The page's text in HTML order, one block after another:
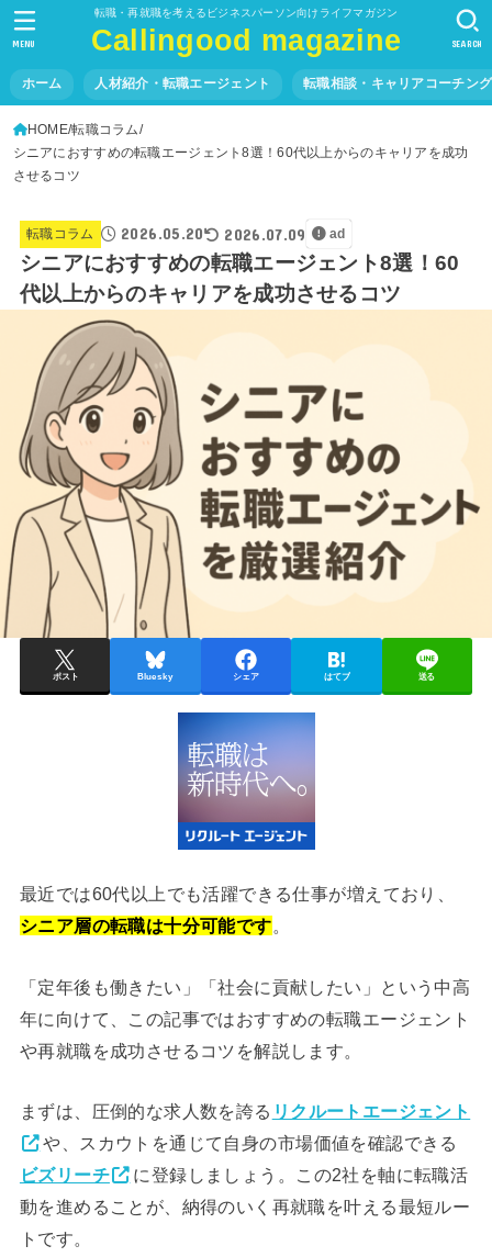
転職・再就職を考えるビジネスパーソン向けライフマガジン
Callingood magazine
ホーム 人材紹介・転職エージェント 転職相談・キャリアコーチング
SEARCH
MENU
HOME 転職コラム
シニアにおすすめの転職エージェント8選！60代以上からのキャリアを成功
させるコツ
転職コラム 2026.05.20 2026.07.09 ad
シニアにおすすめの転職エージェント8選！60
代以上からのキャリアを成功させるコツ
ポスト Bluesky シェア はてブ 送る
最近では60代以上でも活躍できる仕事が増えており、
シニア層の転職は十分可能です。
「定年後も働きたい」「社会に貢献したい」という中高
年に向けて、この記事ではおすすめの転職エージェント
や再就職を成功させるコツを解説します。
まずは、圧倒的な求人数を誇る リクルートエージェント
や、スカウトを通じて自身の市場価値を確認できる
ビズリーチ
に登録しましょう。この2社を軸に転職活
動を進めることが、納得のいく再就職を叶える最短ルー
トです。